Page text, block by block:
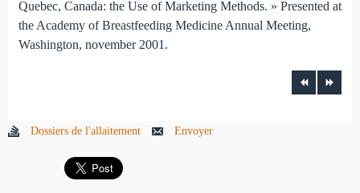
Quebec, Canada: the Use of Marketing Methods. » Presented at
the Academy of Breastfeeding Medicine Annual Meeting,
Washington, november 2001.
Dossiers de l'allaitement Envoyer